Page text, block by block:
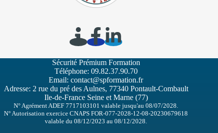
Sécurité Prémium Formation
Téléphone: 09.82.37.90.70
Email:contact@spformation.fr
Adresse: 2 rue du pré des Aulnes, 77340 Pontault-Combault
Ile-de-France Seine et Marne (77)
N° Agrément ADEF 7717103101 valable jusqu'au 08/07/2028.
N° Autorisation exercice CNAPS FOR-077-2028-12-08-20230679618
valable du 08/12/2023 au 08/12/2028.